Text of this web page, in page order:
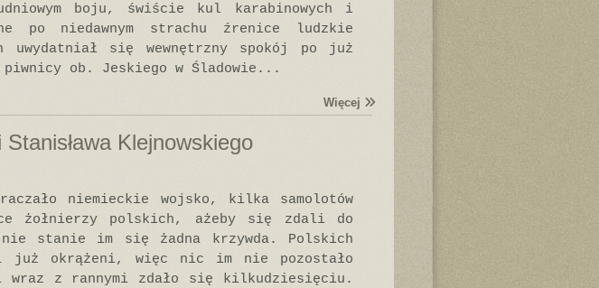
boju, świście kul karabinowych i
po niedawnym strachu źrenice ludzkie
uwydatniał się wewnętrzny spokój po już
ob. Jeskiego w Śladowie...
Więcej
Klejnowskiego
niemieckie wojsko, kilka samolotów
żołnierzy polskich, ażeby się zdali do
stanie im się żadna krzywda. Polskich
już okrążeni, więc nic im nie pozostało
z rannymi zdało się kilkudziesięciu.